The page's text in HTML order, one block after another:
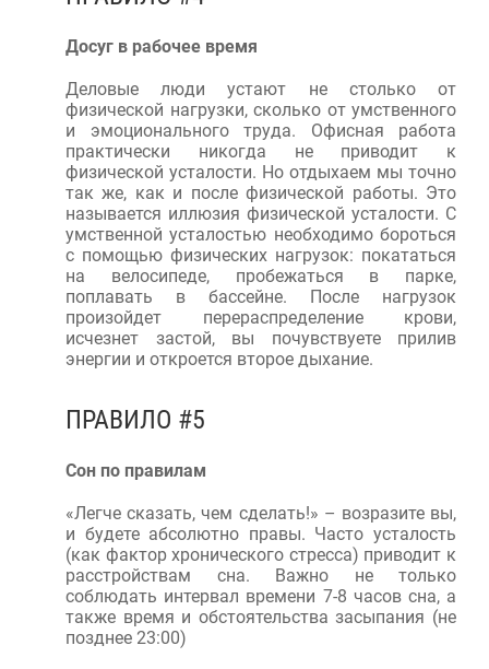
Досуг в рабочее время
Деловые люди устают не столько от
физической нагрузки, сколько от умственного
и эмоционального труда. Офисная работа
практически никогда не приводит к
физической усталости. Но отдыхаем мы точно
так же, как и после физической работы. Это
называется иллюзия физической усталости. С
умственной усталостью необходимо бороться
с помощью физических нагрузок: покататься
на велосипеде, пробежаться в парке,
поплавать в бассейне. После нагрузок
произойдет перераспределение крови,
исчезнет застой, вы почувствуете прилив
энергии и откроется второе дыхание.
ПРАВИЛО #5
Сон по правилам
«Легче сказать, чем сделать!» – возразите вы,
и будете абсолютно правы. Часто усталость
(как фактор хронического стресса) приводит к
расстройствам сна. Важно не только
соблюдать интервал времени 7-8 часов сна, а
также время и обстоятельства засыпания (не
позднее 23:00)